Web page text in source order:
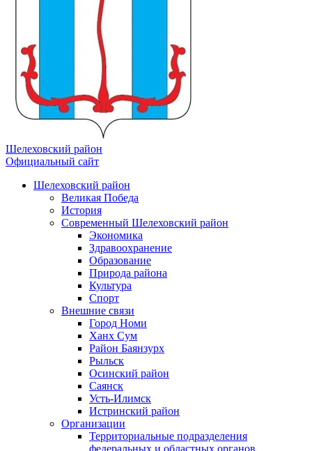
Шелеховский район
Официальный сайт
Шелеховский район
Великая Победа
История
Современный Шелеховский район
Экономика
Здравоохранение
Образование
Природа района
Культура
Спорт
Внешние связи
Город Номи
Ханх Сум
Район Баянзурх
Рыльск
Осинский район
Саянск
Усть-Илимск
Истринский район
Организации
Территориальные подразделения
федеральных и областных органов